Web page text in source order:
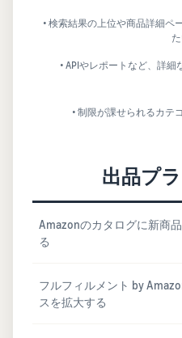
• 検索結果の上位や商品詳細ペ
• APIやレポートなど、詳
• 制限が課せられるカテ
出品プ
Amazonのカタログに新商
る
フルフィルメント by
スを拡大する